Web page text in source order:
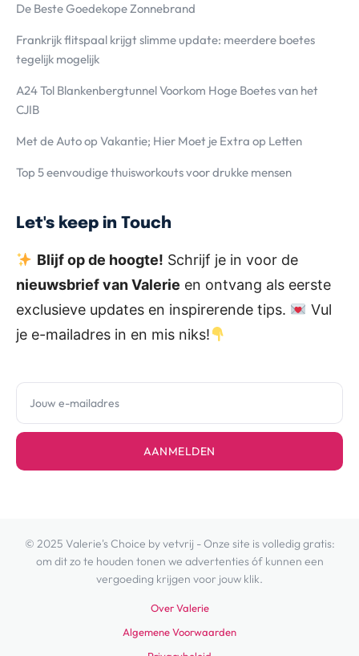
De Beste Goedekope Zonnebrand
Frankrijk flitspaal krijgt slimme update: meerdere boetes
tegelijk mogelijk
A24 Tol Blankenbergtunnel Voorkom Hoge Boetes van het
CJIB
Met de Auto op Vakantie; Hier Moet je Extra op Letten
Top 5 eenvoudige thuisworkouts voor drukke mensen
Let's keep in Touch
Blijf op de hoogte! Schrijf je in voor de
nieuwsbrief van Valerie en ontvang als eerste
exclusieve updates en inspirerende tips.
Vul
je e-mailadres in en mis niks!
AANMELDEN
© 2025 Valerie's Choice by vetvrij - Onze site is volledig gratis:
om dit zo te houden tonen we advertenties óf kunnen een
vergoeding krijgen voor jouw klik.
Over Valerie
Algemene Voorwaarden